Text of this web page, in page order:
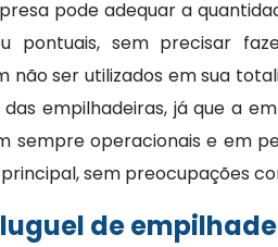
pode adequar a
pontuais, sem precisar
ser utilizados em sua
empilhadeiras, já que a
sempre operacionais e em
sem preocupações
de